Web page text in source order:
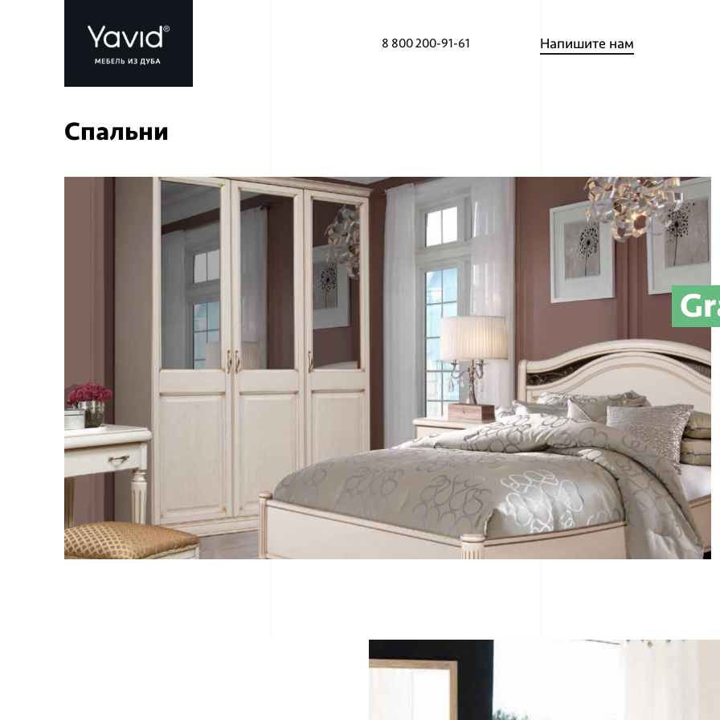
8 800 200-91-61 Напишите нам
ГЛАВНАЯ
О ФАБРИКЕ
Обратная связь
Спальни